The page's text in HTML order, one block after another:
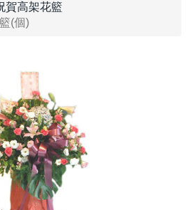
賀高架花籃
(個)